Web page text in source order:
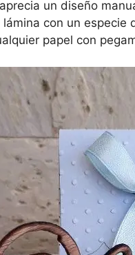
un diseño
con un especie
papel con